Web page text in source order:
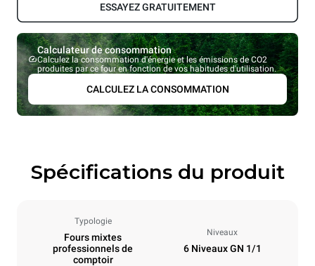
ESSAYEZ GRATUITEMENT
Calculateur de consommation
Calculez la consommation d'énergie et les émissions de CO2
produites par ce four en fonction de vos habitudes d'utilisation.
CALCULEZ LA CONSOMMATION
Spécifications du produit
Typologie
Fours mixtes
professionnels de
comptoir
Niveaux
6 Niveaux GN 1/1